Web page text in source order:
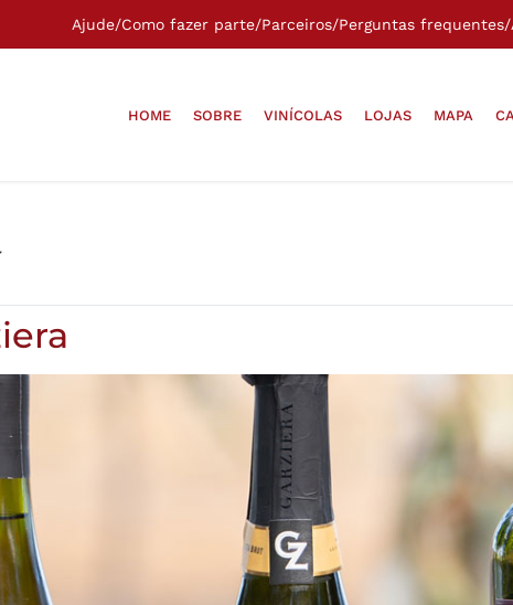
Ajude/Como fazer parte/Parceiros/Perguntas frequentes/
HOME SOBRE VINÍCOLAS LOJAS MAPA